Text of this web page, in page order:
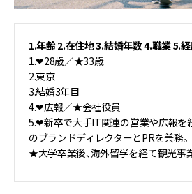
1.年齢 2.在住地 3.結婚年数 4.職業 5.
1.❤︎28歳／★33歳
2.東京
3.結婚3年目
4.❤︎広報／★会社役員
5.❤︎新卒で大手IT関連の営業や広報を
のブランドディレクターとPRを兼務。
★大学卒業後、海外留学を経て観光事